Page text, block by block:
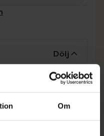
Om
Dölj
OCH
fett hår på
sätt och
håret och